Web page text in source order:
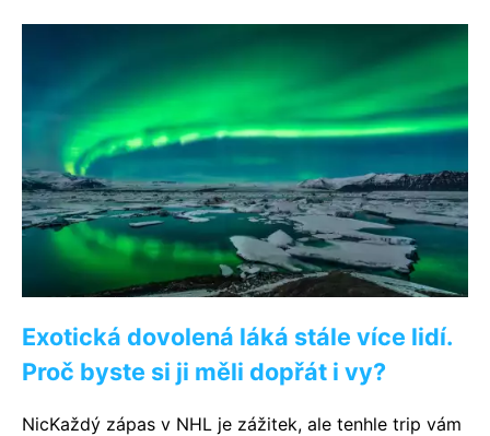
Exotická dovolená láká stále více lidí.
Proč byste si ji měli dopřát i vy?
NicKaždý zápas v NHL je zážitek, ale tenhle trip vám